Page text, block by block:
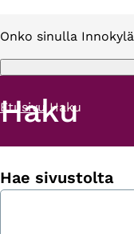
Onko sinulla
Murupolku
Etusivu Haku
Haku
Hae sivustolta